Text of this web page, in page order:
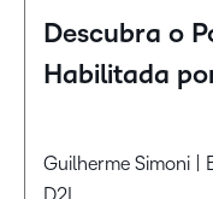
Descubra o
Habilitada
Guilherme Simoni |
D2L